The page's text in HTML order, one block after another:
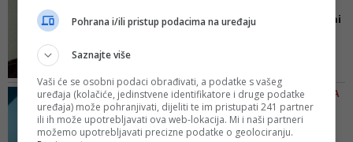
bi svakom od vas koji ste pisali
Tuka, Tuka, Tuka... Srebrni
Udruženja „Obrazovanje gradi
Bosnu i Hercegovinu“, kratko i
odsječno, onako vojnički,
"raportira" svoj izbor pet događaja
AUDIO/ ŽUSTAR ODGOVOR SA
SANDŽAKA STIŽE...
Zukorlić: Treba provjeriti
Pohrana i/ili pristup podacima na uređaju
Saznajte više
Vaši će se osobni podaci obrađivati, a podatke s vašeg
uređaja (kolačiće, jedinstvene identifikatore i druge podatke
uređaja) može pohranjivati, dijeliti te im pristupati 241 partner
ili ih može upotrebljavati ova web-lokacija. Mi i naši partneri
možemo upotrebljavati precizne podatke o geolociranju.